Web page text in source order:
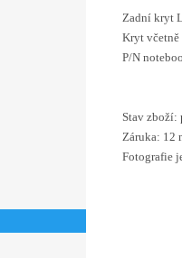
Zadní kryt
Kryt včetně
P/N
Stav zboží:
Záruka: 12
Fotografie